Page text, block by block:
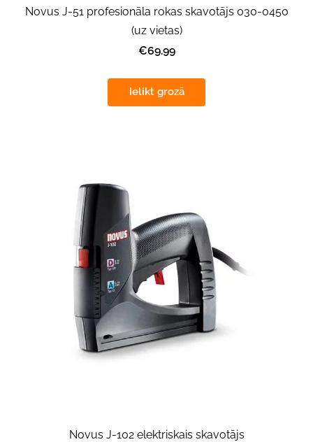
Novus J-51 profesionāla rokas skavotājs 030-0450
(uz vietas)
€69.99
Ielikt grozā
Novus J-102 elektriskais skavotājs